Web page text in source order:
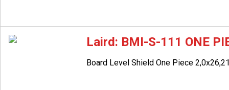
Laird: BMI-S-111 ONE
Board Level Shield One Piece